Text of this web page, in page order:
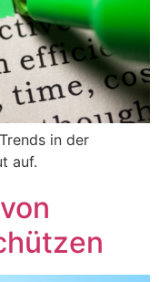
in der
auf.